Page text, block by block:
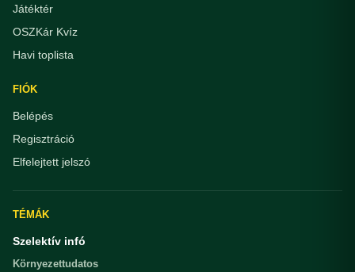
Játéktér
OSZKár Kvíz
Havi toplista
FIÓK
Belépés
Regisztráció
Elfelejtett jelszó
TÉMÁK
Szelektív infó
Környezettudatos